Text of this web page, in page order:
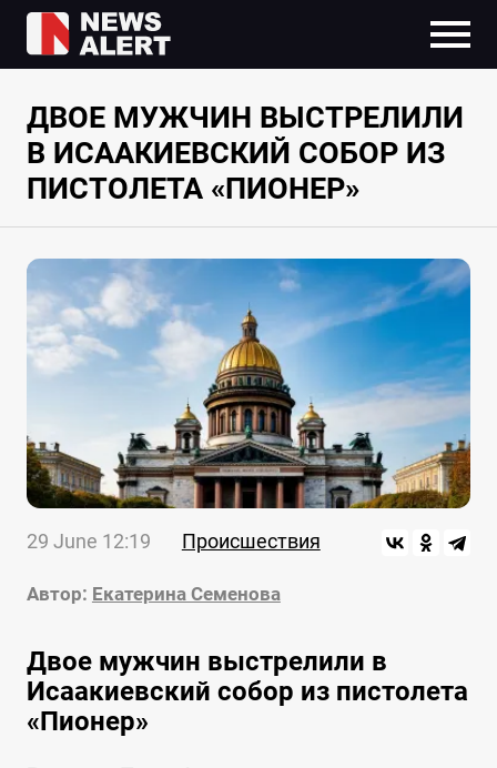
ДВОЕ МУЖЧИН ВЫСТРЕЛИЛИ
В ИСААКИЕВСКИЙ СОБОР ИЗ
ПИСТОЛЕТА «ПИОНЕР»
29 June 12:19 Происшествия
Автор: Екатерина Семенова
Двое мужчин выстрелили в
Исаакиевский собор из пистолета
«Пионер»